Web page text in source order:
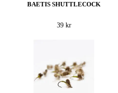
BAETIS SHUTTLECOCK
39 kr